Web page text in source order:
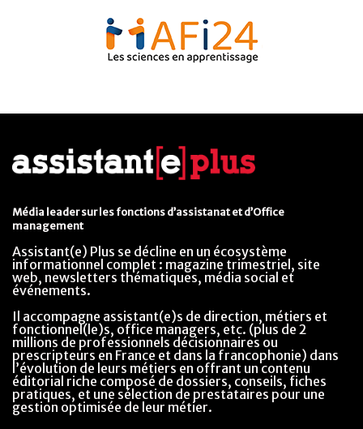
Média leader sur les fonctions d’assistanat et d’Office
management
Assistant(e) Plus se décline en un écosystème
informationnel complet : magazine trimestriel, site
web, newsletters thématiques, média social et
événements.
Il accompagne assistant(e)s de direction, métiers et
fonctionnel(le)s, office managers, etc. (plus de 2
millions de professionnels décisionnaires ou
prescripteurs en France et dans la francophonie) dans
l’évolution de leurs métiers en offrant un contenu
éditorial riche composé de dossiers, conseils, fiches
pratiques, et une sélection de prestataires pour une
gestion optimisée de leur métier.